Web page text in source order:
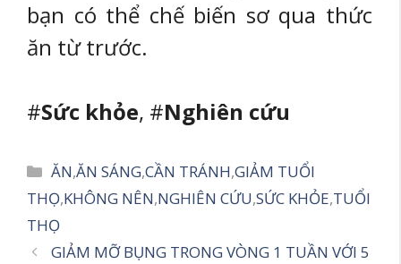
bạn có thể chế biến sơ qua thức
ăn từ trước.
#Sức khỏe, #Nghiên cứu
Danh
mục
ĂN,ĂN SÁNG,CẦN TRÁNH,GIẢM TUỔI
THỌ,KHÔNG NÊN,NGHIÊN CỨU,SỨC KHỎE,TUỔI
THỌ
GIẢM MỠ BỤNG TRONG VÒNG 1 TUẦN VỚI 5